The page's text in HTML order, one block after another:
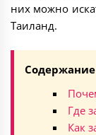
них можно
Таиланд.
Содержание
Где
Как